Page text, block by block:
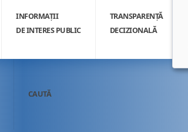
INFORMAȚII
DE INTERES PUBLIC
TRANSPARENȚĂ
DECIZIONALĂ
CAUTĂ